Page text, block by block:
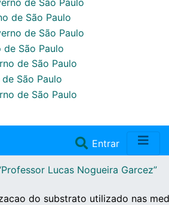
Entrar(current)
Lucas Nogueira Garcez”
do substrato utilizado nas